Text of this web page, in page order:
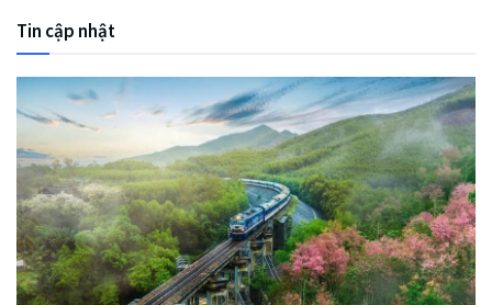
Tin cập nhật